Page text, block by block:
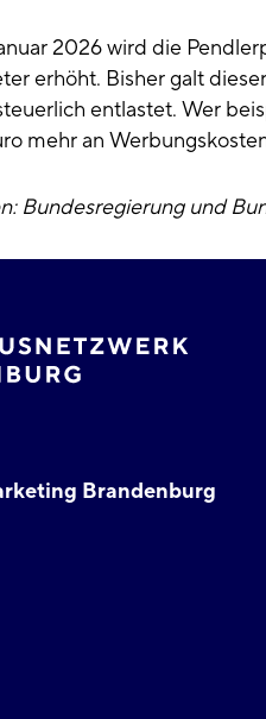
2026 wird die
erhöht. Bisher galt
entlastet. Wer
mehr an
Bundesregierung und
Brandenburg